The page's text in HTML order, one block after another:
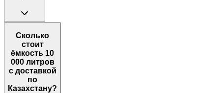
Сколько
стоит
ёмкость 10
000 литров
с доставкой
по
Казахстану?